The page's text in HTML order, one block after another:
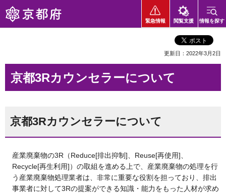
京都府
緊急情報 閲覧支援 情報を探す
更新日：2022年3月2日
京都3Rカウンセラーについて
京都3Rカウンセラーについて
産業廃棄物の3R（Reduce[排出抑制]、Reuse[再使用]、
Recycle[再生利用]）の取組を進める上で、産業廃棄物の処理を行
う産業廃棄物処理業者は、非常に重要な役割を担っており、排出
事業者に対して3Rの提案ができる知識・能力をもった人材が求め